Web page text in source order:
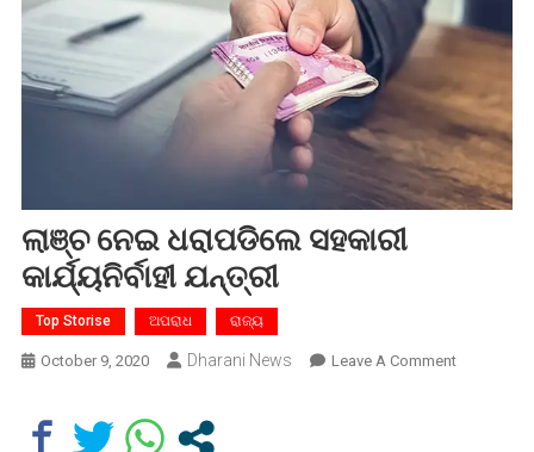
ଲାଞ୍ଚ ନେଇ ଧରାପଡିଲେ ସହକାରୀ
କାର୍ଯ୍ୟନିର୍ବାହୀ ଯନ୍ତ୍ରୀ
Top Storise ଅପରାଧ ରାଜ୍ୟ
October 9, 2020 Dharani News Leave A CommentOn